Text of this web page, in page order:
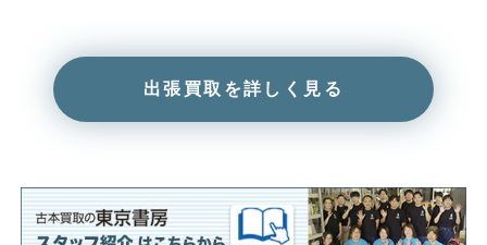
出張買取を詳しく見る